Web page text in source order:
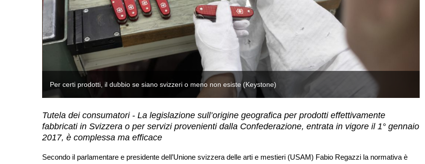
Per certi prodotti, il dubbio se siano svizzeri o meno non esiste (Keystone)
Tutela dei consumatori - La legislazione sull’origine geografica per prodotti effettivamente
fabbricati in Svizzera o per servizi provenienti dalla Confederazione, entrata in vigore il 1° gennaio
2017, è complessa ma efficace
Secondo il parlamentare e presidente dell’Unione svizzera delle arti e mestieri (USAM) Fabio Regazzi la normativa è